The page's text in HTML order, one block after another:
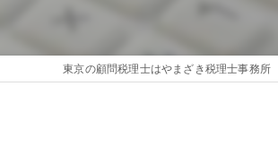
東京の顧問税理士はやまざき税理士事務所